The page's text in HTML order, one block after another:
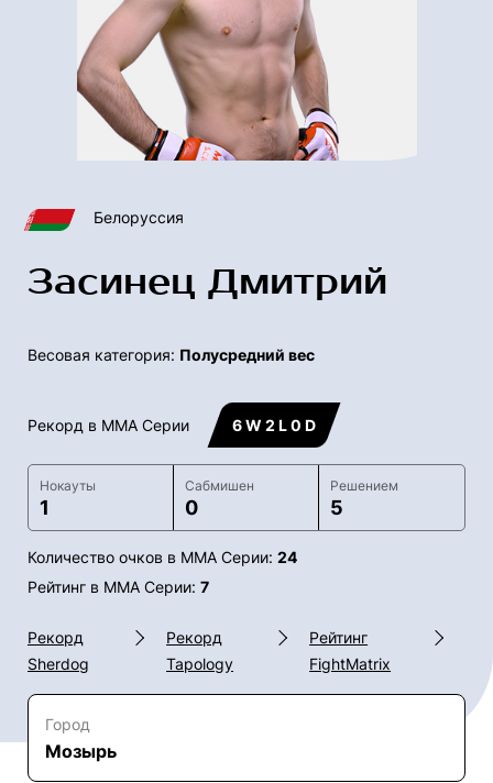
Белоруссия
Засинец Дмитрий
Весовая категория: Полусредний вес
Рекорд в ММА Серии 6 W 2 L 0 D
Нокауты
1
Сабмишен
0
Решением
5
Количество очков в ММА Серии: 24
Рейтинг в ММА Серии: 7
Рекорд
Sherdog
Рекорд
Tapology
Рейтинг
FightMatrix
Город
Мозырь